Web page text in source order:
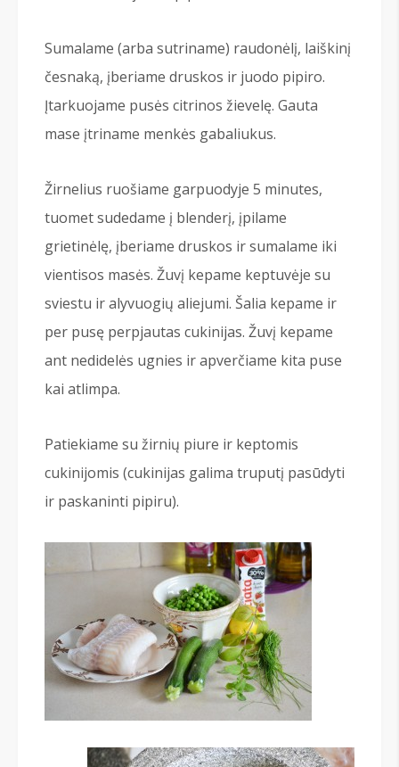
Sumalame (arba sutriname) raudonėlį, laiškinį
česnaką, įberiame druskos ir juodo pipiro.
Įtarkuojame pusės citrinos žievelę. Gauta
mase įtriname menkės gabaliukus.
Žirnelius ruošiame garpuodyje 5 minutes,
tuomet sudedame į blenderį, įpilame
grietinėlę, įberiame druskos ir sumalame iki
vientisos masės. Žuvį kepame keptuvėje su
sviestu ir alyvuogių aliejumi. Šalia kepame ir
per pusę perpjautas cukinijas. Žuvį kepame
ant nedidelės ugnies ir apverčiame kita puse
kai atlimpa.
Patiekiame su žirnių piure ir keptomis
cukinijomis (cukinijas galima truputį pasūdyti
ir paskaninti pipiru).